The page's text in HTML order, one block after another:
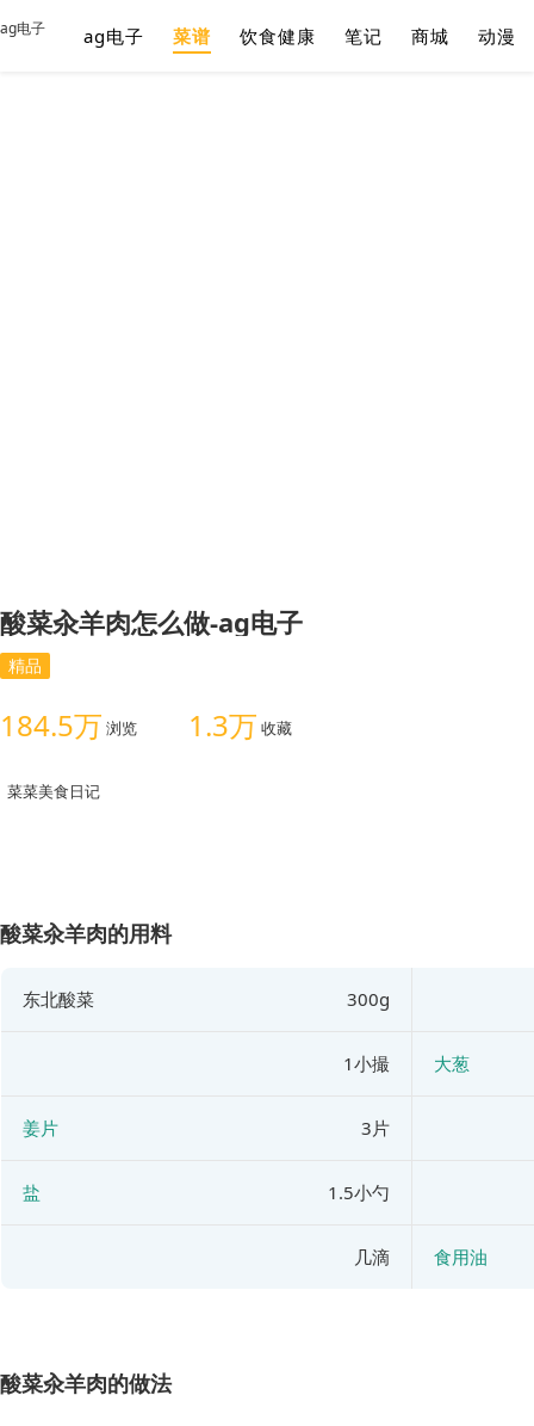
ag电子 ag电子 菜谱 饮食健康 笔记 商城 动漫
酸菜汆羊肉怎么做-ag电子
精品
184.5万 浏览 1.3万 收藏
菜菜美食日记
酸菜汆羊肉的用料
东北酸菜 300g
1小撮 大葱
姜片 3片
盐 1.5小勺
几滴 食用油
酸菜汆羊肉的做法